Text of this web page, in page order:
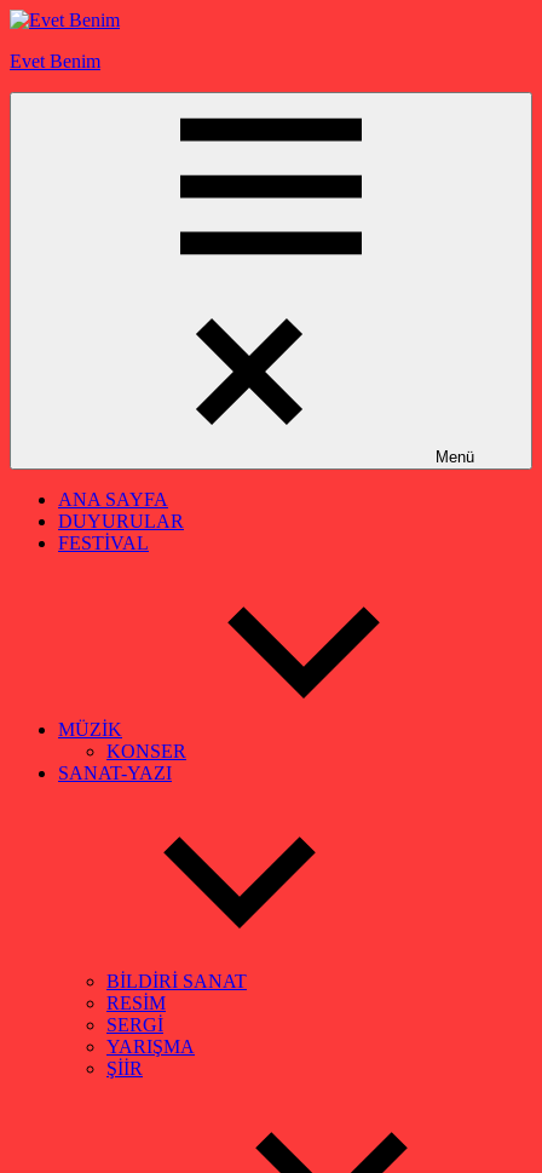
İçeriğe
Evet Benim
Menü
ANA SAYFA
DUYURULAR
FESTİVAL
MÜZİK
KONSER
SANAT-YAZI
BİLDİRİ SANAT
RESİM
SERGİ
YARIŞMA
ŞİİR